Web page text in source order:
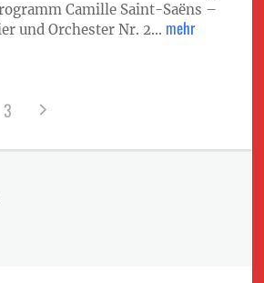
Camille Saint-Saëns –
und Orchester Nr. 2... mehr
3